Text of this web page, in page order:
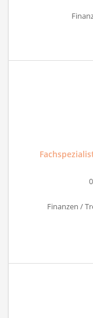
Finanzen /